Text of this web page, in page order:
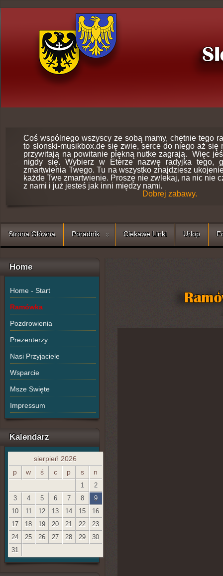
Coś wspólnego wszyscy ze sobą mamy, chętnie tego
to slonski-musikbox.de się zwie, serce do niego aż się
przywitają na powitanie piękną nutke zagrają. Więc
nigdy się. Wybierz w Eterze nazwę radyjka tego,
zmartwienia Twego. Tu na wszystko znajdziesz
każde Twe zmartwienie. Proszę nie zwlekaj, na nic nie
z nami i już jesteś jak inni między nami.
Dobrej zabawy.
Strona Główna Poradnik Ciekawe Linki Urlop
Home
Home - Start
Ramówka
Pozdrowienia
Prezenterzy
Nasi Przyjaciele
Wsparcie
Msze Swięte
Impressum
Kalendarz
sierpień 2026
p
w ś c p s n
1
2
3
4 5 6 7 8
9
10
11 12 13 14 15
16
17
18 19 20 21 22
23
24
25 26 27 28 29
30
31